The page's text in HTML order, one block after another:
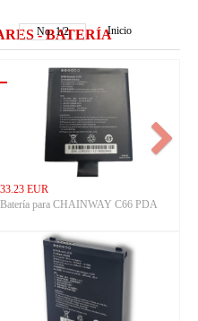
- BATERÍA
No.1/2 Inicio
33.23 EUR
Batería para CHAINWAY C66 PDA